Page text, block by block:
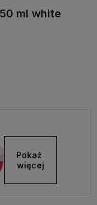
ml white
Pokaż
więcej